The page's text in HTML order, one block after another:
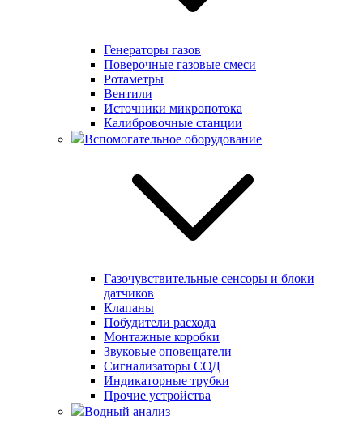
Генераторы газов
Поверочные газовые смеси
Ротаметры
Вентили
Источники микропотока
Калибровочные станции
Вспомогательное оборудование
Газочувствительные сенсоры и блоки
датчиков
Клапаны
Побудители расхода
Монтажные коробки
Звуковые оповещатели
Сигнализаторы СОД
Индикаторные трубки
Прочие устройства
Водный анализ